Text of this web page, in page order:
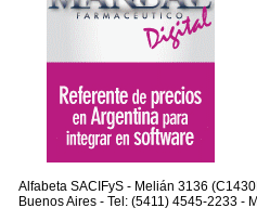
Alfabeta SACIFyS - Melián 3136
Buenos Aires - Tel: (5411) 4545-2233 -